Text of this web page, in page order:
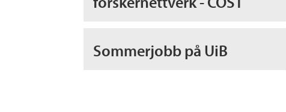
Sommerjobb på UiB